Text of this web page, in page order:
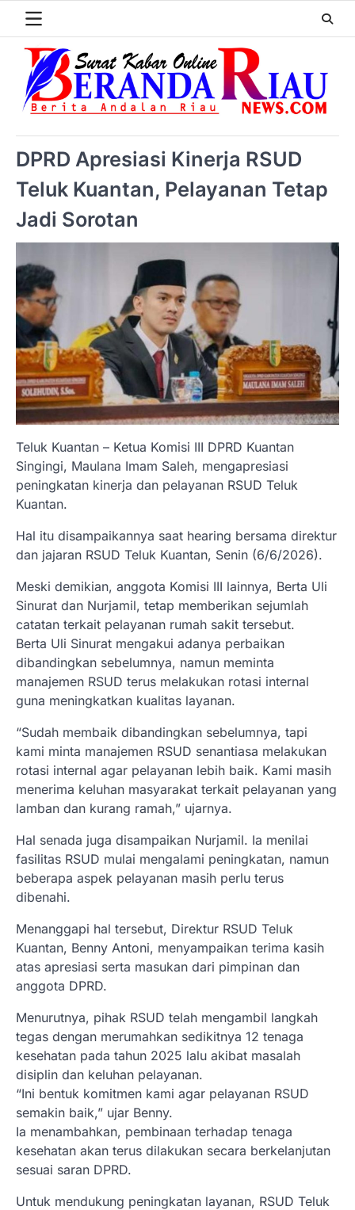
DPRD Apresiasi Kinerja RSUD
Teluk Kuantan, Pelayanan Tetap
Jadi Sorotan
Teluk Kuantan – Ketua Komisi III DPRD Kuantan
Singingi, Maulana Imam Saleh, mengapresiasi
peningkatan kinerja dan pelayanan RSUD Teluk
Kuantan.
Hal itu disampaikannya saat hearing bersama direktur
dan jajaran RSUD Teluk Kuantan, Senin (6/6/2026).
Meski demikian, anggota Komisi III lainnya, Berta Uli
Sinurat dan Nurjamil, tetap memberikan sejumlah
catatan terkait pelayanan rumah sakit tersebut.
Berta Uli Sinurat mengakui adanya perbaikan
dibandingkan sebelumnya, namun meminta
manajemen RSUD terus melakukan rotasi internal
guna meningkatkan kualitas layanan.
“Sudah membaik dibandingkan sebelumnya, tapi
kami minta manajemen RSUD senantiasa melakukan
rotasi internal agar pelayanan lebih baik. Kami masih
menerima keluhan masyarakat terkait pelayanan yang
lamban dan kurang ramah,” ujarnya.
Hal senada juga disampaikan Nurjamil. Ia menilai
fasilitas RSUD mulai mengalami peningkatan, namun
beberapa aspek pelayanan masih perlu terus
dibenahi.
Menanggapi hal tersebut, Direktur RSUD Teluk
Kuantan, Benny Antoni, menyampaikan terima kasih
atas apresiasi serta masukan dari pimpinan dan
anggota DPRD.
Menurutnya, pihak RSUD telah mengambil langkah
tegas dengan merumahkan sedikitnya 12 tenaga
kesehatan pada tahun 2025 lalu akibat masalah
disiplin dan keluhan pelayanan.
“Ini bentuk komitmen kami agar pelayanan RSUD
semakin baik,” ujar Benny.
Ia menambahkan, pembinaan terhadap tenaga
kesehatan akan terus dilakukan secara berkelanjutan
sesuai saran DPRD.
Untuk mendukung peningkatan layanan, RSUD Teluk